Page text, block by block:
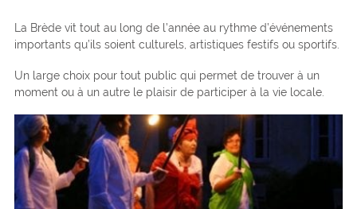
La Brède vit tout au long de l’année au rythme d’événements
importants qu’ils soient culturels, artistiques festifs ou sportifs.
Un large choix pour tout public qui permet de trouver à un
moment ou à un autre le plaisir de participer à la vie locale.